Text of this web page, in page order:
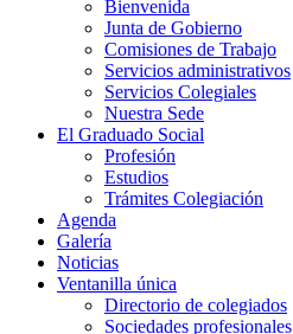
Bienvenida
Junta de Gobierno
Comisiones de Trabajo
Servicios administrativos
Servicios Colegiales
Nuestra Sede
El Graduado Social
Profesión
Estudios
Trámites Colegiación
Agenda
Galería
Noticias
Ventanilla única
Directorio de colegiados
Sociedades profesionales